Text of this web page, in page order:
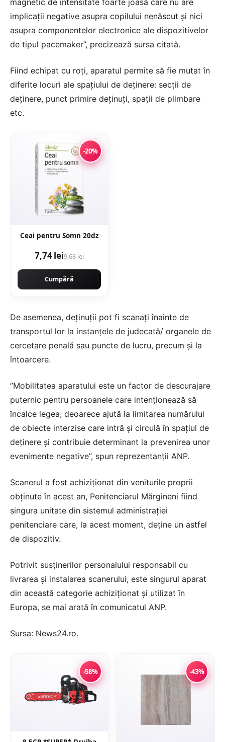
magnetic de intensitate foarte joasă care nu are
implicaţii negative asupra copilului nenăscut şi nici
asupra componentelor electronice ale dispozitivelor
de tipul pacemaker”, precizează sursa citată.
Fiind echipat cu roţi, aparatul permite să fie mutat în
diferite locuri ale spaţiului de deţinere: secţii de
deţinere, punct primire deţinuţi, spaţii de plimbare
etc.
-20%
Ceai pentru Somn 20dz
7,74 lei9,68 lei
Cumpără
De asemenea, deţinuţii pot fi scanaţi înainte de
transportul lor la instanţele de judecată/ organele de
cercetare penală sau puncte de lucru, precum şi la
întoarcere.
”Mobilitatea aparatului este un factor de descurajare
puternic pentru persoanele care intenţionează să
încalce legea, deoarece ajută la limitarea numărului
de obiecte interzise care intră şi circulă în spaţiul de
deţinere şi contribuie determinant la prevenirea unor
evenimente negative”, spun reprezentanţii ANP.
Scanerul a fost achiziţionat din veniturile proprii
obţinute în acest an, Penitenciarul Mărgineni fiind
singura unitate din sistemul administraţiei
penitenciare care, la acest moment, deţine un astfel
de dispozitiv.
Potrivit susţinerilor personalului responsabil cu
livrarea şi instalarea scanerului, este singurul aparat
din această categorie achiziţionat şi utilizat în
Europa, se mai arată în comunicatul ANP.
Sursa: News24.ro.
-58% -43%